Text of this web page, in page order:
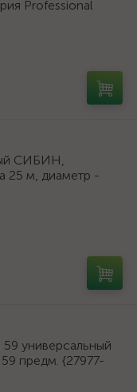
Professional
СИБИН,
25 м, диаметр -
59 универсальный
предм. {27977-